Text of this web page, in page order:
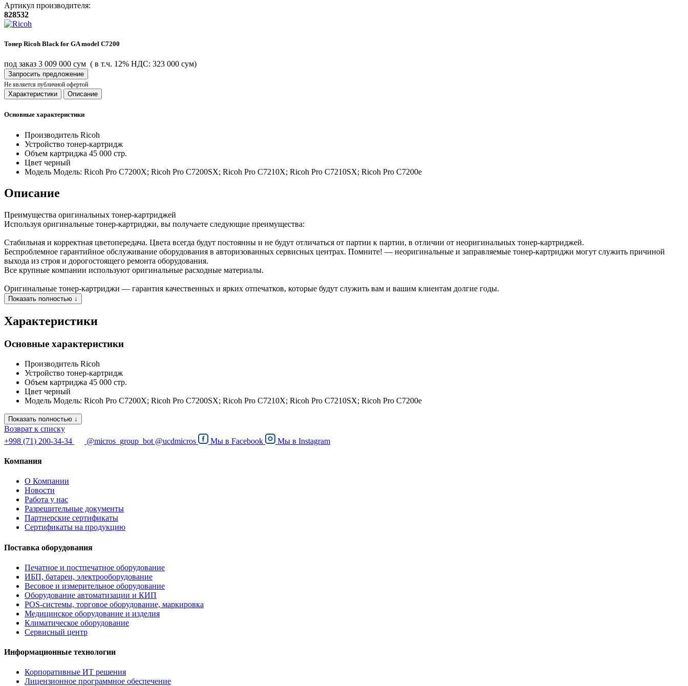
Артикул производителя:
828532
Тонер Ricoh Black for GA model C7200
под заказ 3 009 000 сум ( в т.ч. 12% НДС: 323 000 сум)
Запросить предложение
Не является публичной офертой
Характеристики Описание
Основные характеристики
Производитель Ricoh
Устройство тонер-картридж
Объем картриджа 45 000 стр.
Цвет черный
Модель Модель: Ricoh Pro C7200X; Ricoh Pro C7200SX; Ricoh Pro C7210X; Ricoh Pro C7210SX; Ricoh Pro C7200e
Описание
Преимущества оригинальных тонер-картриджей
Используя оригинальные тонер-картриджи, вы получаете следующие преимущества:
Стабильная и корректная цветопередача. Цвета всегда будут постоянны и не будут отличаться от партии к партии, в отличии от неоригинальных тонер-картриджей.
Беспроблемное гарантийное обслуживание оборудования в авторизованных сервисных центрах. Помните! — неоригинальные и заправляемые тонер-картриджи могут служить причиной
выхода из строя и дорогостоящего ремонта оборудования.
Все крупные компании используют оригинальные расходные материалы.
Оригинальные тонер-картриджи — гарантия качественных и ярких отпечатков, которые будут служить вам и вашим клиентам долгие годы.
Показать полностью ↓
Характеристики
Основные характеристики
Производитель Ricoh
Устройство тонер-картридж
Объем картриджа 45 000 стр.
Цвет черный
Модель Модель: Ricoh Pro C7200X; Ricoh Pro C7200SX; Ricoh Pro C7210X; Ricoh Pro C7210SX; Ricoh Pro C7200e
Показать полностью ↓
Возврат к списку
+998 (71) 200-34-34
@micros_group_bot @ucdmicros Мы в Facebook Мы в Instagram
Компания
О Компании
Новости
Работа у нас
Разрешительные документы
Партнерские сертификаты
Сертификаты на продукцию
Поставка оборудования
Печатное и постпечатное оборудование
ИБП, батареи, электрооборудование
Весовое и измерительное оборудование
Оборудование автоматизации и КИП
POS-системы, торговое оборудование, маркировка
Медицинское оборудование и изделия
Климатическое оборудование
Сервисный центр
Информационные технологии
Корпоративные ИТ решения
Лицензионное программное обеспечение